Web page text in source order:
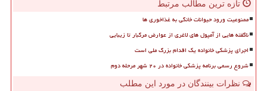
تازه ترین مطالب مرتبط
ممنوعیت ورود حیوانات خانگی به غذاخوری ها
ناگفته هایی از آمپول های لاغری از عوارض مرگبار تا زیبایی
اجرای پزشکی خانواده یک اقدام بزرگ ملی است
شروع رسمی برنامه پزشکی خانواده در ۲۰ شهر مرحله دوم
نظرات بینندگان در مورد این مطلب